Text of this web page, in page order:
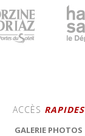
ACCÈS RAPIDES
GALERIE PHOTOS